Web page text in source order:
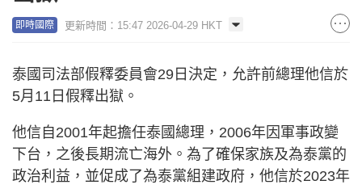
即時國際 更新時間：15:47 2026-04-29 HKT
泰國司法部假釋委員會29日決定，允許前總理他信於
5月11日假釋出獄。
他信自2001年起擔任泰國總理，2006年因軍事政變
下台，之後長期流亡海外。為了確保家族及為泰黨的
政治利益，並促成了為泰黨組建政府，他信於2023年